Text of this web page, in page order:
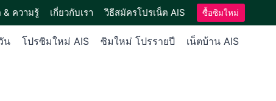
& ความรู้ เกี่ยวกับเรา วิธีสมัครโปรเน็ต AIS ซื้อซิมใหม่
น โปรซิมใหม่ AIS ซิมใหม่ โปรรายปี เน็ตบ้าน AIS